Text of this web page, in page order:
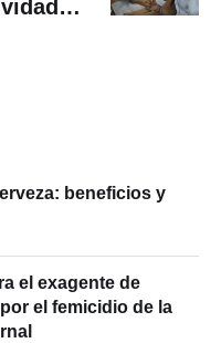
beneficios y
el exagente de
el femicidio de la